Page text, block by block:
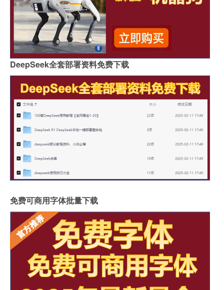
DeepSeek全套部署资料免费下载
免费可商用字体批量下载